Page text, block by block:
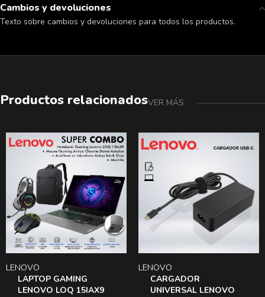
Cambios y devoluciones
Texto sobre cambios y devoluciones para todos los productos.
Productos relacionadosVER MÁS
LAPTOP GAMING
LENOVO LOQ 15IAX9
LENOVO
CARGADOR
UNIVERSAL LENOVO
LENOVO